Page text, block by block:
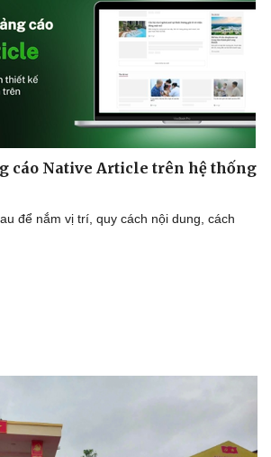
Tình yêu - Gia đình
cáo Native Article trên hệ thống
để nắm vị trí, quy cách nội dung, cách